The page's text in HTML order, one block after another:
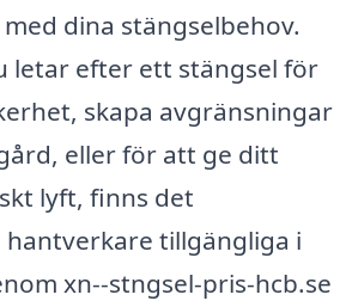
dina stängselbehov.
letar efter ett stängsel för
skapa avgränsningar
eller för att ge ditt
lyft, finns det
tillgängliga i
xn--stngsel-pris-hcb.se